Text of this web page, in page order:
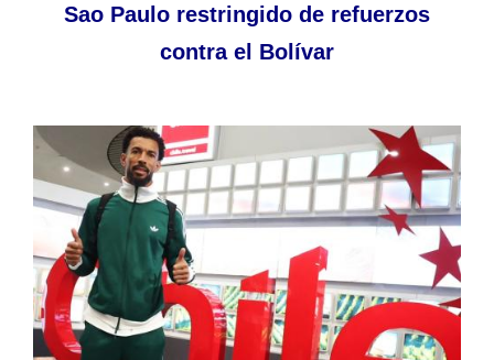
Sao Paulo restringido de refuerzos
contra el Bolívar